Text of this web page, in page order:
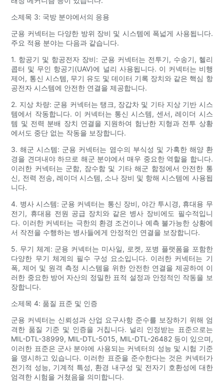
소제목 3: 국방 분야에서의 응용
군용 커넥터는 다양한 방위 장비 및 시스템에 폭넓게 사용됩니다.
주요 적용 분야는 다음과 같습니다.
1. 항공기 및 항공전자 장비: 군용 커넥터는 전투기, 수송기, 헬리
콥터 및 무인 항공기(UAV)에 널리 사용됩니다. 이 커넥터는 비행
제어, 통신 시스템, 무기 유도 및 데이터 기록 장치와 같은 핵심 항
공전자 시스템에 안전한 연결을 제공합니다.
2. 지상 차량: 군용 커넥터는 탱크, 장갑차 및 기타 지상 기반 시스
템에서 작동합니다. 이 커넥터는 통신 시스템, 센서, 레이더 시스
템 및 전력 분배 장치 연결을 지원하여 험난한 지형과 전투 상황
에서도 중단 없는 작동을 보장합니다.
3. 해군 시스템: 군용 커넥터는 염수의 부식성 및 가혹한 해양 환
경을 견뎌내야 하므로 해군 분야에서 매우 중요한 역할을 합니다.
이러한 커넥터는 군함, 잠수함 및 기타 해군 함정에서 안전한 통
신, 전력 전송, 레이더 시스템, 소나 장비 및 항해 시스템에 사용됩
니다.
4. 병사 시스템: 군용 커넥터는 통신 장비, 야간 투시경, 휴대용 무
전기, 휴대용 전원 공급 장치와 같은 병사 장비에도 필수적입니
다. 이러한 커넥터는 극한의 환경 조건이나 예측 불가능한 상황에
서 작전을 수행하는 병사들에게 안정적인 연결을 보장합니다.
5. 무기 체계: 군용 커넥터는 미사일, 로켓, 포병 플랫폼을 포함한
다양한 무기 체계의 필수 구성 요소입니다. 이러한 커넥터는 기
폭, 제어 및 원격 측정 시스템을 위한 안전한 연결을 제공하여 이
러한 중요한 방어 자산의 정밀한 표적 설정과 안정적인 작동을 보
장합니다.
소제목 4: 품질 표준 및 인증
군용 커넥터는 신뢰성과 산업 요구사항 준수를 보장하기 위해 엄
격한 품질 기준 및 인증을 거칩니다. 널리 인정받는 표준으로는
MIL-DTL-38999, MIL-DTL-5015, MIL-DTL-26482 등이 있으며,
이러한 표준은 군사 분야에 사용되는 커넥터의 성능 및 시험 기준
을 명시하고 있습니다. 이러한 표준을 준수한다는 것은 커넥터가
전기적 성능, 기계적 특성, 환경 내구성 및 전자기 호환성에 대한
엄격한 시험을 거쳤음을 의미합니다.